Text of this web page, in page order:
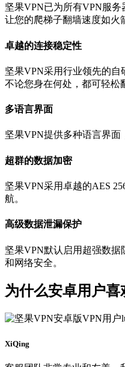
坚果VPN已为所有VPN服务
让您的爬梯子翻墙速度如火
卓越的连接稳定性
坚果VPN采用行业领先的自
不论您身在何处，都可轻松
多语言界面
坚果VPN提供多种语言界面
超群的数据加密
坚果VPN采用卓越的AES
航。
高级数据泄漏保护
坚果VPN默认启用超强数
和网络安全。
为什么安卓用户喜
XiQing